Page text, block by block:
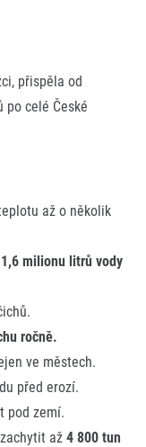
přispěla od
po celé České
až o několik
1,6 milionu litrů vody
ročně.
ve městech.
před erozí.
pod zemí.
až4 800 tun